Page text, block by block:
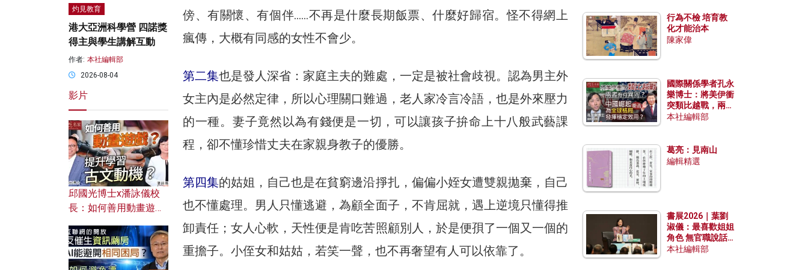
傍、有關懷、有個伴……不再是什麼長期飯票、什麼好歸宿。怪不得網上
瘋傳，大概有同感的女性不會少。
第二集也是發人深省：家庭主夫的難處，一定是被社會歧視。認為男主外
女主內是必然定律，所以心理關口難過，老人家冷言冷語，也是外來壓力
的一種。妻子竟然以為有錢便是一切，可以讓孩子拚命上十八般武藝課
程，卻不懂珍惜丈夫在家親身教子的優勝。
第四集的姑姐，自己也是在貧窮邊沿掙扎，偏偏小姪女遭雙親拋棄，自己
也不懂處理。男人只懂逃避，為顧全面子，不肯屈就，遇上逆境只懂得推
卸責任；女人心軟，天性便是肯吃苦照顧別人，於是便孭了一個又一個的
重擔子。小侄女和姑姑，若笑一聲，也不再奢望有人可以依靠了。
灼見教育
港大亞洲科學營 四諾獎
得主與學生講解互動
作者: 本社編輯部
2026-08-04
影片
邱國光博士x潘詠儀校
長：如何善用動畫遊戲
行為不檢 培育教
化才能治本
陳家偉
國際關係學者孔永
樂博士：將美伊衝
突類比越戰，兩者
有何異同？中國崛
本社編輯部
葛亮：見南山
編輯精選
書展2026｜葉劉
淑儀：最喜歡姐姐
角色 無官職說話
包袱少
本社編輯部